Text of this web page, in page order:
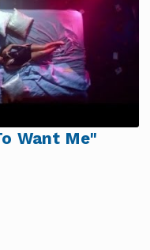
Want Me"